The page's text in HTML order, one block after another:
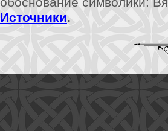
Источники.